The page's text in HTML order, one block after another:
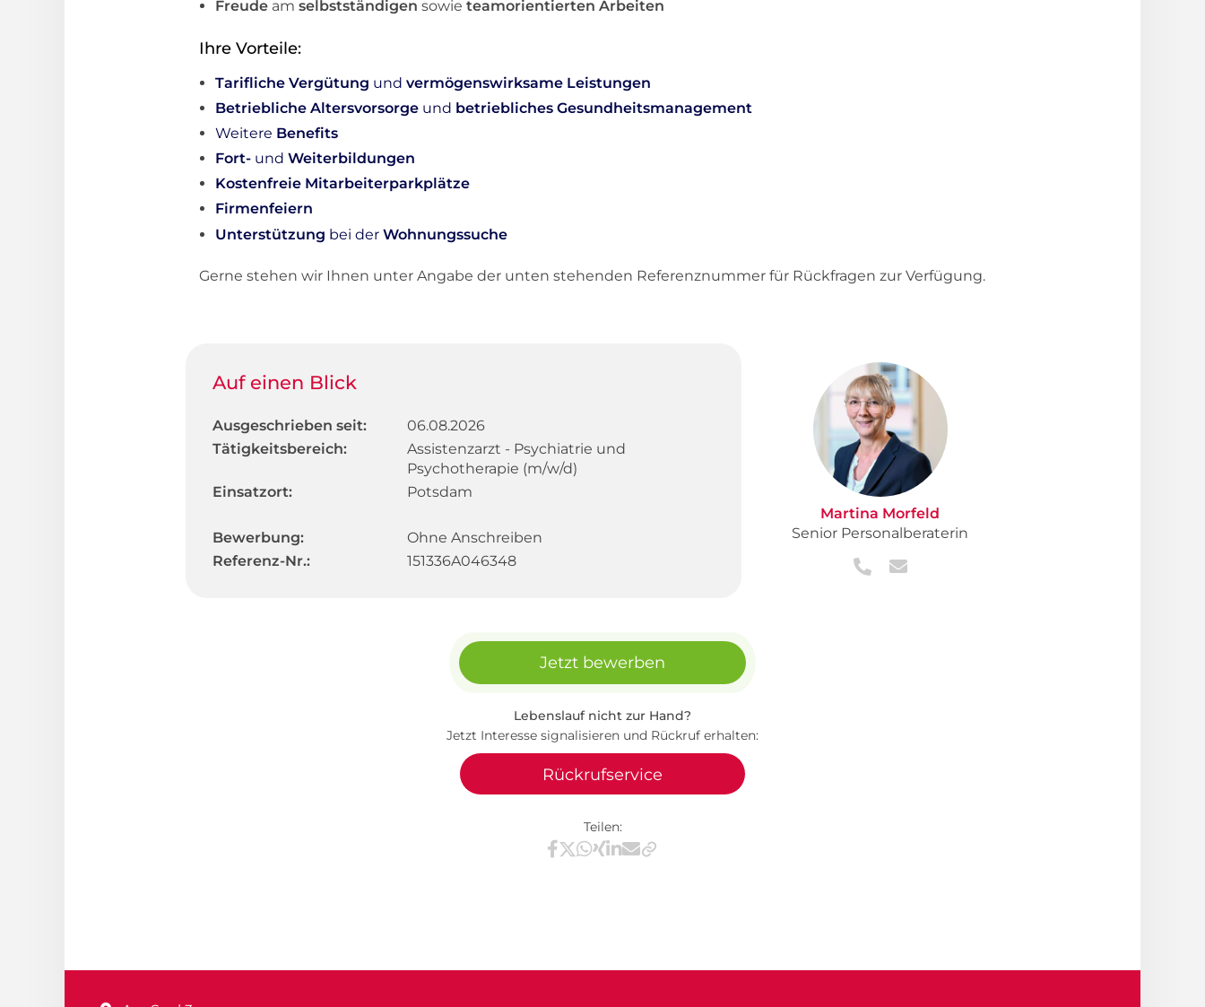
Freude am selbstständigen sowie teamorientierten Arbeiten
Ihre Vorteile:
Tarifliche Vergütung und vermögenswirksame Leistungen
Betriebliche Altersvorsorge und betriebliches Gesundheitsmanagement
Weitere Benefits
Fort- und Weiterbildungen
Kostenfreie Mitarbeiterparkplätze
Firmenfeiern
Unterstützung bei der Wohnungssuche
Gerne stehen wir Ihnen unter Angabe der unten stehenden Referenznummer für Rückfragen zur Verfügung.
Auf einen Blick
Ausgeschrieben seit:
06.08.2026
Tätigkeitsbereich:
Assistenzarzt - Psychiatrie und
Psychotherapie (m/w/d)
Einsatzort:
Potsdam
Bewerbung:
Ohne Anschreiben
Referenz-Nr.:
151336A046348
Martina Morfeld
Senior Personalberaterin
Jetzt bewerben
Lebenslauf nicht zur Hand?
Jetzt Interesse signalisieren und Rückruf erhalten:
Rückrufservice
Teilen:
Teilen via Facebook
Teilen via X / Twitter
Teilen via WhatsApp
Teilen via Xing
Teilen via LinkedIn
Teilen via E-Mail